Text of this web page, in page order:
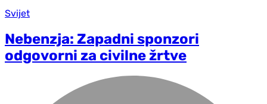
Svijet
Nebenzja: Zapadni sponzori
odgovorni za civilne žrtve